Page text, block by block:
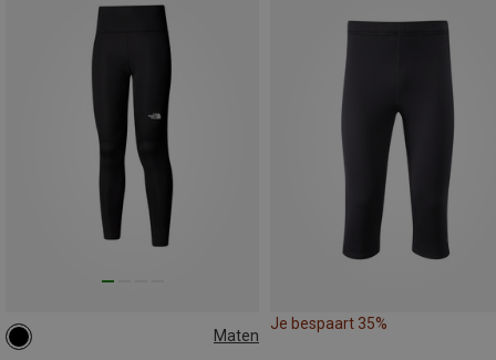
Maten
XS
Je bespaart 35%